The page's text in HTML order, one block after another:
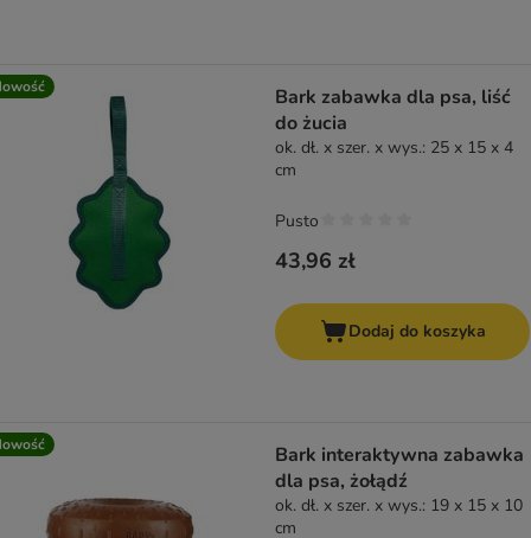
Bark zabawka dla psa, liść
do żucia
ok. dł. x szer. x wys.: 25 x 15 x 4
cm
43,96 zł
Pusto
Dodaj do koszyka
Bark interaktywna zabawka
dla psa, żołądź
ok. dł. x szer. x wys.: 19 x 15 x 10
cm